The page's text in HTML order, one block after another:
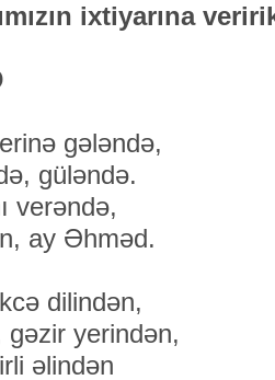
ixtiyarına
gələndə,
güləndə.
verəndə,
ay Əhməd.
dilindən,
gəzir yerindən,
əlindən